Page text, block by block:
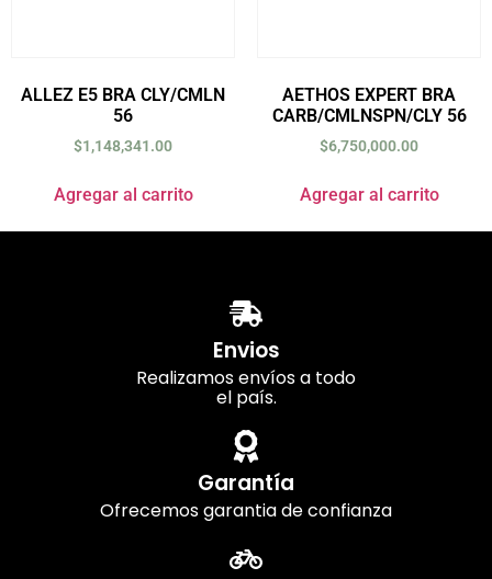
ALLEZ E5 BRA CLY/CMLN
56
$1,148,341.00
Agregar al carrito
AETHOS EXPERT BRA
CARB/CMLNSPN/CLY 56
$6,750,000.00
Agregar al carrito
Envios
Realizamos envíos a todo
el país.
Garantía
Ofrecemos garantia de confianza